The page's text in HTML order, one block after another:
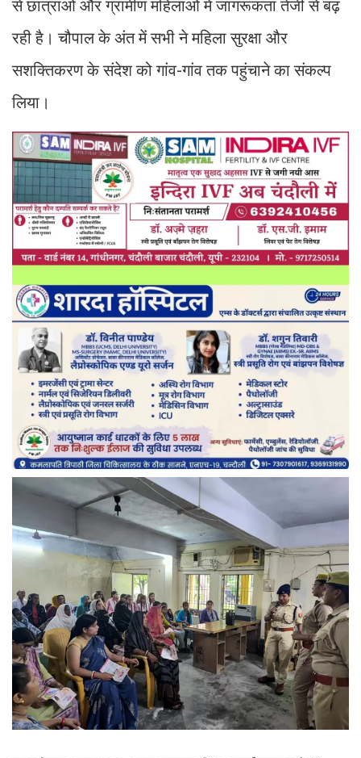
से छात्राओं और ग्रामीण महिलाओं में जागरूकता तेजी से बढ़
रही है। चौपाल के अंत में सभी ने महिला सुरक्षा और
सशक्तिकरण के संदेश को गांव-गांव तक पहुंचाने का संकल्प
लिया।